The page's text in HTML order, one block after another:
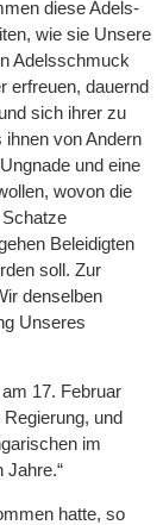
diese Adels-
wie sie Unsere
Adelsschmuck
erfreuen, dauernd
sich ihrer zu
von Andern
und eine
wovon die
Beleidigten
soll. Zur
denselben
Unseres
17. Februar
und
im
Jahre.“
hatte, so